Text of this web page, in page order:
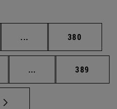
... Páginas intermedias
Página
380
... Páginas intermedias
Página
389